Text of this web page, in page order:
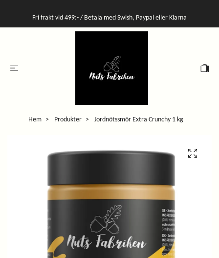
Fri frakt vid 499:- / Betala med Swish, Paypal eller Klarna
Hem Produkter Jordnötssmör Extra Crunchy 1 kg